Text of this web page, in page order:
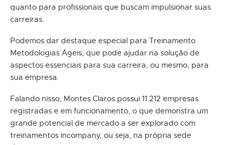
quanto para profissionais que buscam impulsionar suas
carreiras.
Podemos dar destaque especial para Treinamento
Metodologias Ágeis, que pode ajudar na solução de
aspectos essenciais para sua carreira, ou mesmo, para
sua empresa.
Falando nisso, Montes Claros possui 11.212 empresas
registradas e em funcionamento, o que demonstra um
grande potencial de mercado a ser explorado com
treinamentos incompany, ou seja, na própria sede